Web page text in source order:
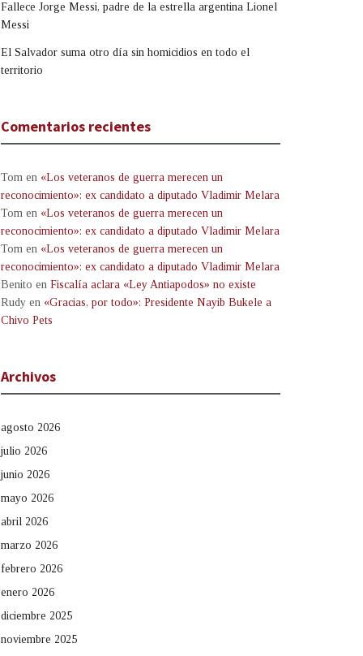
Fallece Jorge Messi, padre de la estrella argentina Lionel
Messi
El Salvador suma otro día sin homicidios en todo el
territorio
Comentarios recientes
Tom en «Los veteranos de guerra merecen un
reconocimiento»: ex candidato a diputado Vladimir Melara
Tom en «Los veteranos de guerra merecen un
reconocimiento»: ex candidato a diputado Vladimir Melara
Tom en «Los veteranos de guerra merecen un
reconocimiento»: ex candidato a diputado Vladimir Melara
Benito en Fiscalía aclara «Ley Antiapodos» no existe
Rudy en «Gracias, por todo»: Presidente Nayib Bukele a
Chivo Pets
Archivos
agosto 2026
julio 2026
junio 2026
mayo 2026
abril 2026
marzo 2026
febrero 2026
enero 2026
diciembre 2025
noviembre 2025